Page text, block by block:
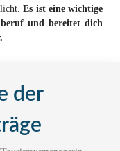
Es ist eine wichtige
und bereitet dich
der